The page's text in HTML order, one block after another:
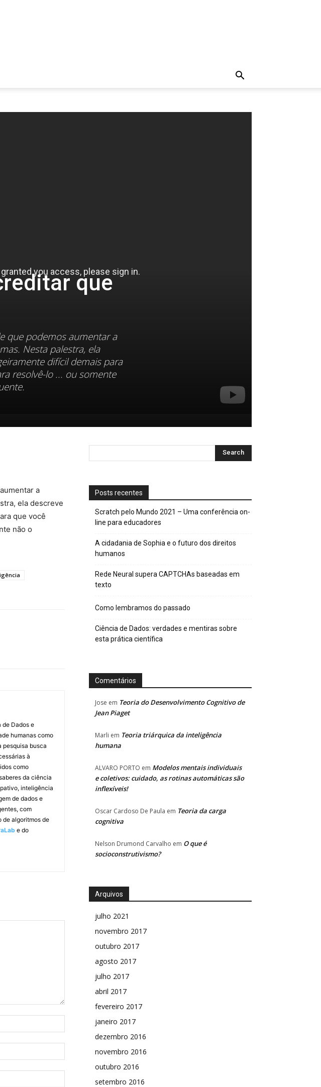
que
que podemos aumentar a
Nesta palestra, ela
difícil demais para
resolvê-lo ... ou somente
a
ela descreve
que você
não o
de Dados e
humanas como
pesquisa busca
à
como
da ciência
inteligência
de dados e
com
de algoritmos de
e do
Posts recentes
Scratch pelo Mundo 2021 – Uma conferência on-
line para educadores
A cidadania de Sophia e o futuro dos direitos
humanos
Rede Neural supera CAPTCHAs baseadas em
texto
Como lembramos do passado
Ciência de Dados: verdades e mentiras sobre
esta prática científica
Comentários
Jose em Teoria do Desenvolvimento Cognitivo de
Jean Piaget
Marli em Teoria triárquica da inteligência
humana
ALVARO PORTO em Modelos mentais individuais
e coletivos: cuidado, as rotinas automáticas são
inflexíveis!
Oscar Cardoso De Paula em Teoria da carga
cognitiva
Nelson Drumond Carvalho em O que é
socioconstrutivismo?
Arquivos
julho 2021
novembro 2017
outubro 2017
agosto 2017
julho 2017
abril 2017
fevereiro 2017
janeiro 2017
dezembro 2016
novembro 2016
outubro 2016
setembro 2016